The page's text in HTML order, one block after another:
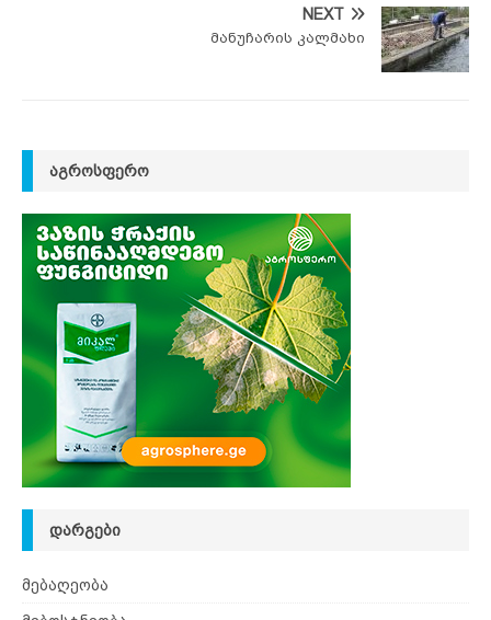
NEXT
მანუჩარის კალმახი
ᲐᲒᲠᲝᲡᲤᲔᲠᲝ
ᲓᲐᲠᲒᲔᲑᲘ
მებაღეობა